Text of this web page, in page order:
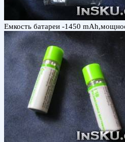
Емкость батареи -1450